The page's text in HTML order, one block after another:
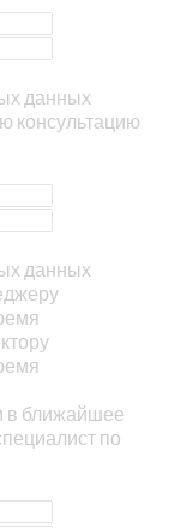
данных
консультацию
данных
в ближайшее
по